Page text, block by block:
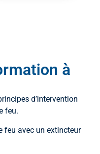
à
d’intervention
feu.
feu avec un extincteur